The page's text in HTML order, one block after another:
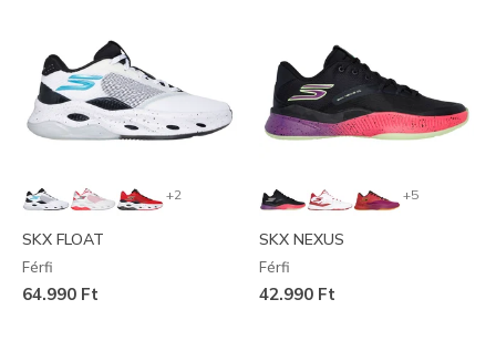
+2
SKX FLOAT
Férfi
64.990 Ft
+5
SKX NEXUS
Férfi
42.990 Ft